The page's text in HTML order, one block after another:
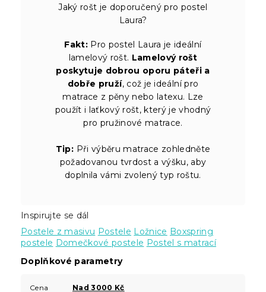
Jaký rošt je doporučený pro postel
Laura?
Fakt: Pro postel Laura je ideální
lamelový rošt. Lamelový rošt
poskytuje dobrou oporu páteři a
dobře pruží, což je ideální pro
matrace z pěny nebo latexu. Lze
použít i laťkový rošt, který je vhodný
pro pružinové matrace.
Tip: Při výběru matrace zohledněte
požadovanou tvrdost a výšku, aby
doplnila vámi zvolený typ roštu.
Inspirujte se dál
Postele z masivu Postele Ložnice Boxspring
postele Domečkové postele Postel s matrací
Doplňkové parametry
Cena
Nad 3000 Kč